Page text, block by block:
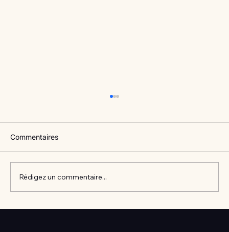
Commentaires
Rédigez un commentaire...